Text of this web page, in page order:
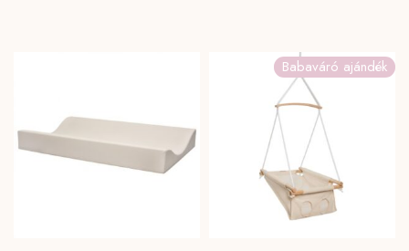
Babaváró ajándék